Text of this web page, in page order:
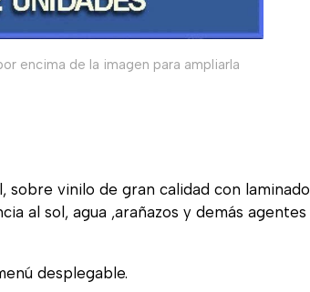
encima de la imagen para ampliarla
sobre vinilo de gran calidad con laminado
al sol, agua ,arañazos y demás agentes
desplegable.